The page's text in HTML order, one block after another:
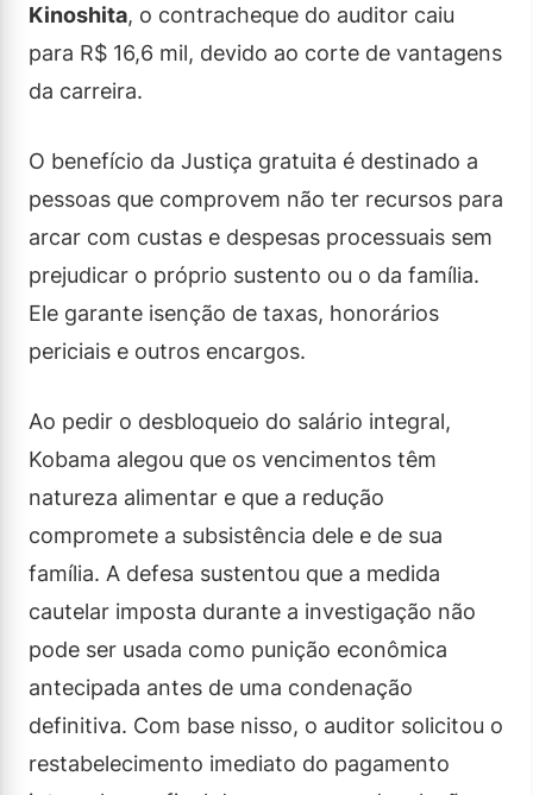
Kinoshita, o contracheque do auditor caiu
para R$ 16,6 mil, devido ao corte de vantagens
da carreira.
O benefício da Justiça gratuita é destinado a
pessoas que comprovem não ter recursos para
arcar com custas e despesas processuais sem
prejudicar o próprio sustento ou o da família.
Ele garante isenção de taxas, honorários
periciais e outros encargos.
Ao pedir o desbloqueio do salário integral,
Kobama alegou que os vencimentos têm
natureza alimentar e que a redução
compromete a subsistência dele e de sua
família. A defesa sustentou que a medida
cautelar imposta durante a investigação não
pode ser usada como punição econômica
antecipada antes de uma condenação
definitiva. Com base nisso, o auditor solicitou o
restabelecimento imediato do pagamento